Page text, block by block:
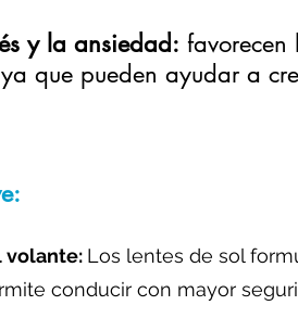
y la ansiedad: favorecen
que pueden ayudar a
volante: Los lentes de sol
conducir con mayor